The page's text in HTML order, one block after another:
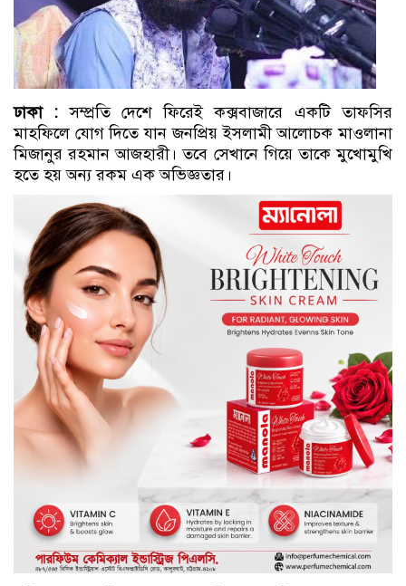
ঢাকা : সম্প্রতি দেশে ফিরেই কক্সবাজারে একটি তাফসির
মাহফিলে যোগ দিতে যান জনপ্রিয় ইসলামী আলোচক মাওলানা
মিজানুর রহমান আজহারী। তবে সেখানে গিয়ে তাকে মুখোমুখি
হতে হয় অন্য রকম এক অভিজ্ঞতার।